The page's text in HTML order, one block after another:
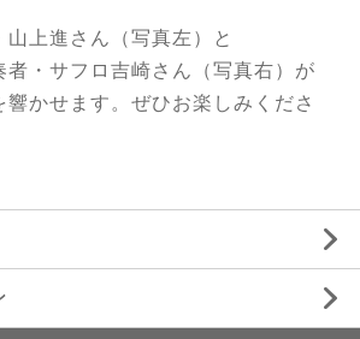
上進さん（写真左）と
者・サフロ吉崎さん（写真右）が
響かせます。ぜひお楽しみくださ